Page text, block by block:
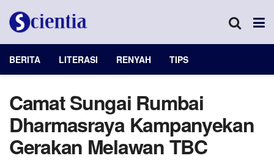
BERITA LITERASI RENYAH TIPS
Camat Sungai Rumbai
Dharmasraya Kampanyekan
Gerakan Melawan TBC